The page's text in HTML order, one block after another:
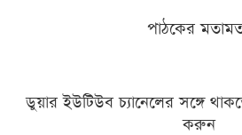
পাঠকের
ডুয়ার ইউটিউব চ্যানেলের সঙ্গে
করুন